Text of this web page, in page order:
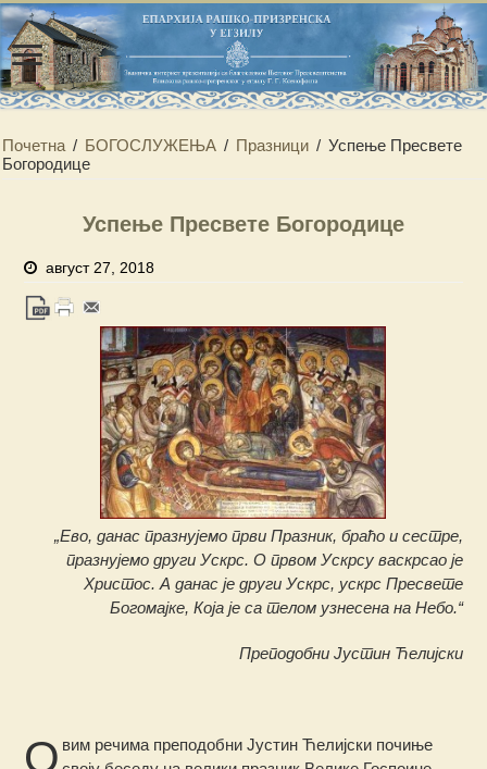
Почетна / БОГОСЛУЖЕЊА / Празници / Успење Пресвете
Богородице
Успење Пресвете Богородице
август 27, 2018
„Ево, данас празнујемо први Празник, браћо и сестре,
празнујемо други Ускрс. О првом Ускрсу васкрсао је
Христос. А данас је други Ускрс, ускрс Пресвете
Богомајке, Која је са телом узнесена на Небо.“
Преподобни Јустин Ћелијски
О вим речима преподобни Јустин Ћелијски почиње